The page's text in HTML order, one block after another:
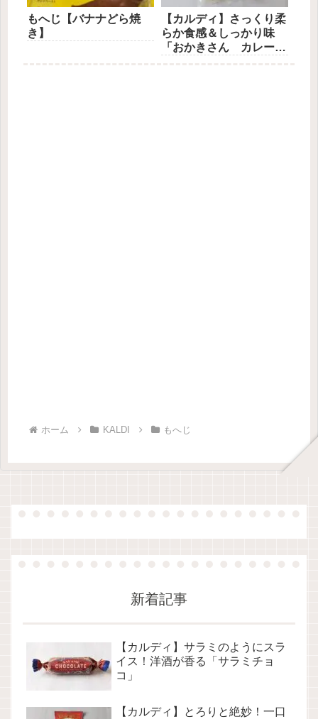
もへじ【バナナどら焼
き】
【カルディ】さっくり柔
らか食感＆しっかり味
「おかきさん カレー
ホーム KALDI もへじ
新着記事
【カルディ】サラミのようにスラ
イス！洋酒が香る「サラミチョ
コ」
【カルディ】とろりと絶妙！一口